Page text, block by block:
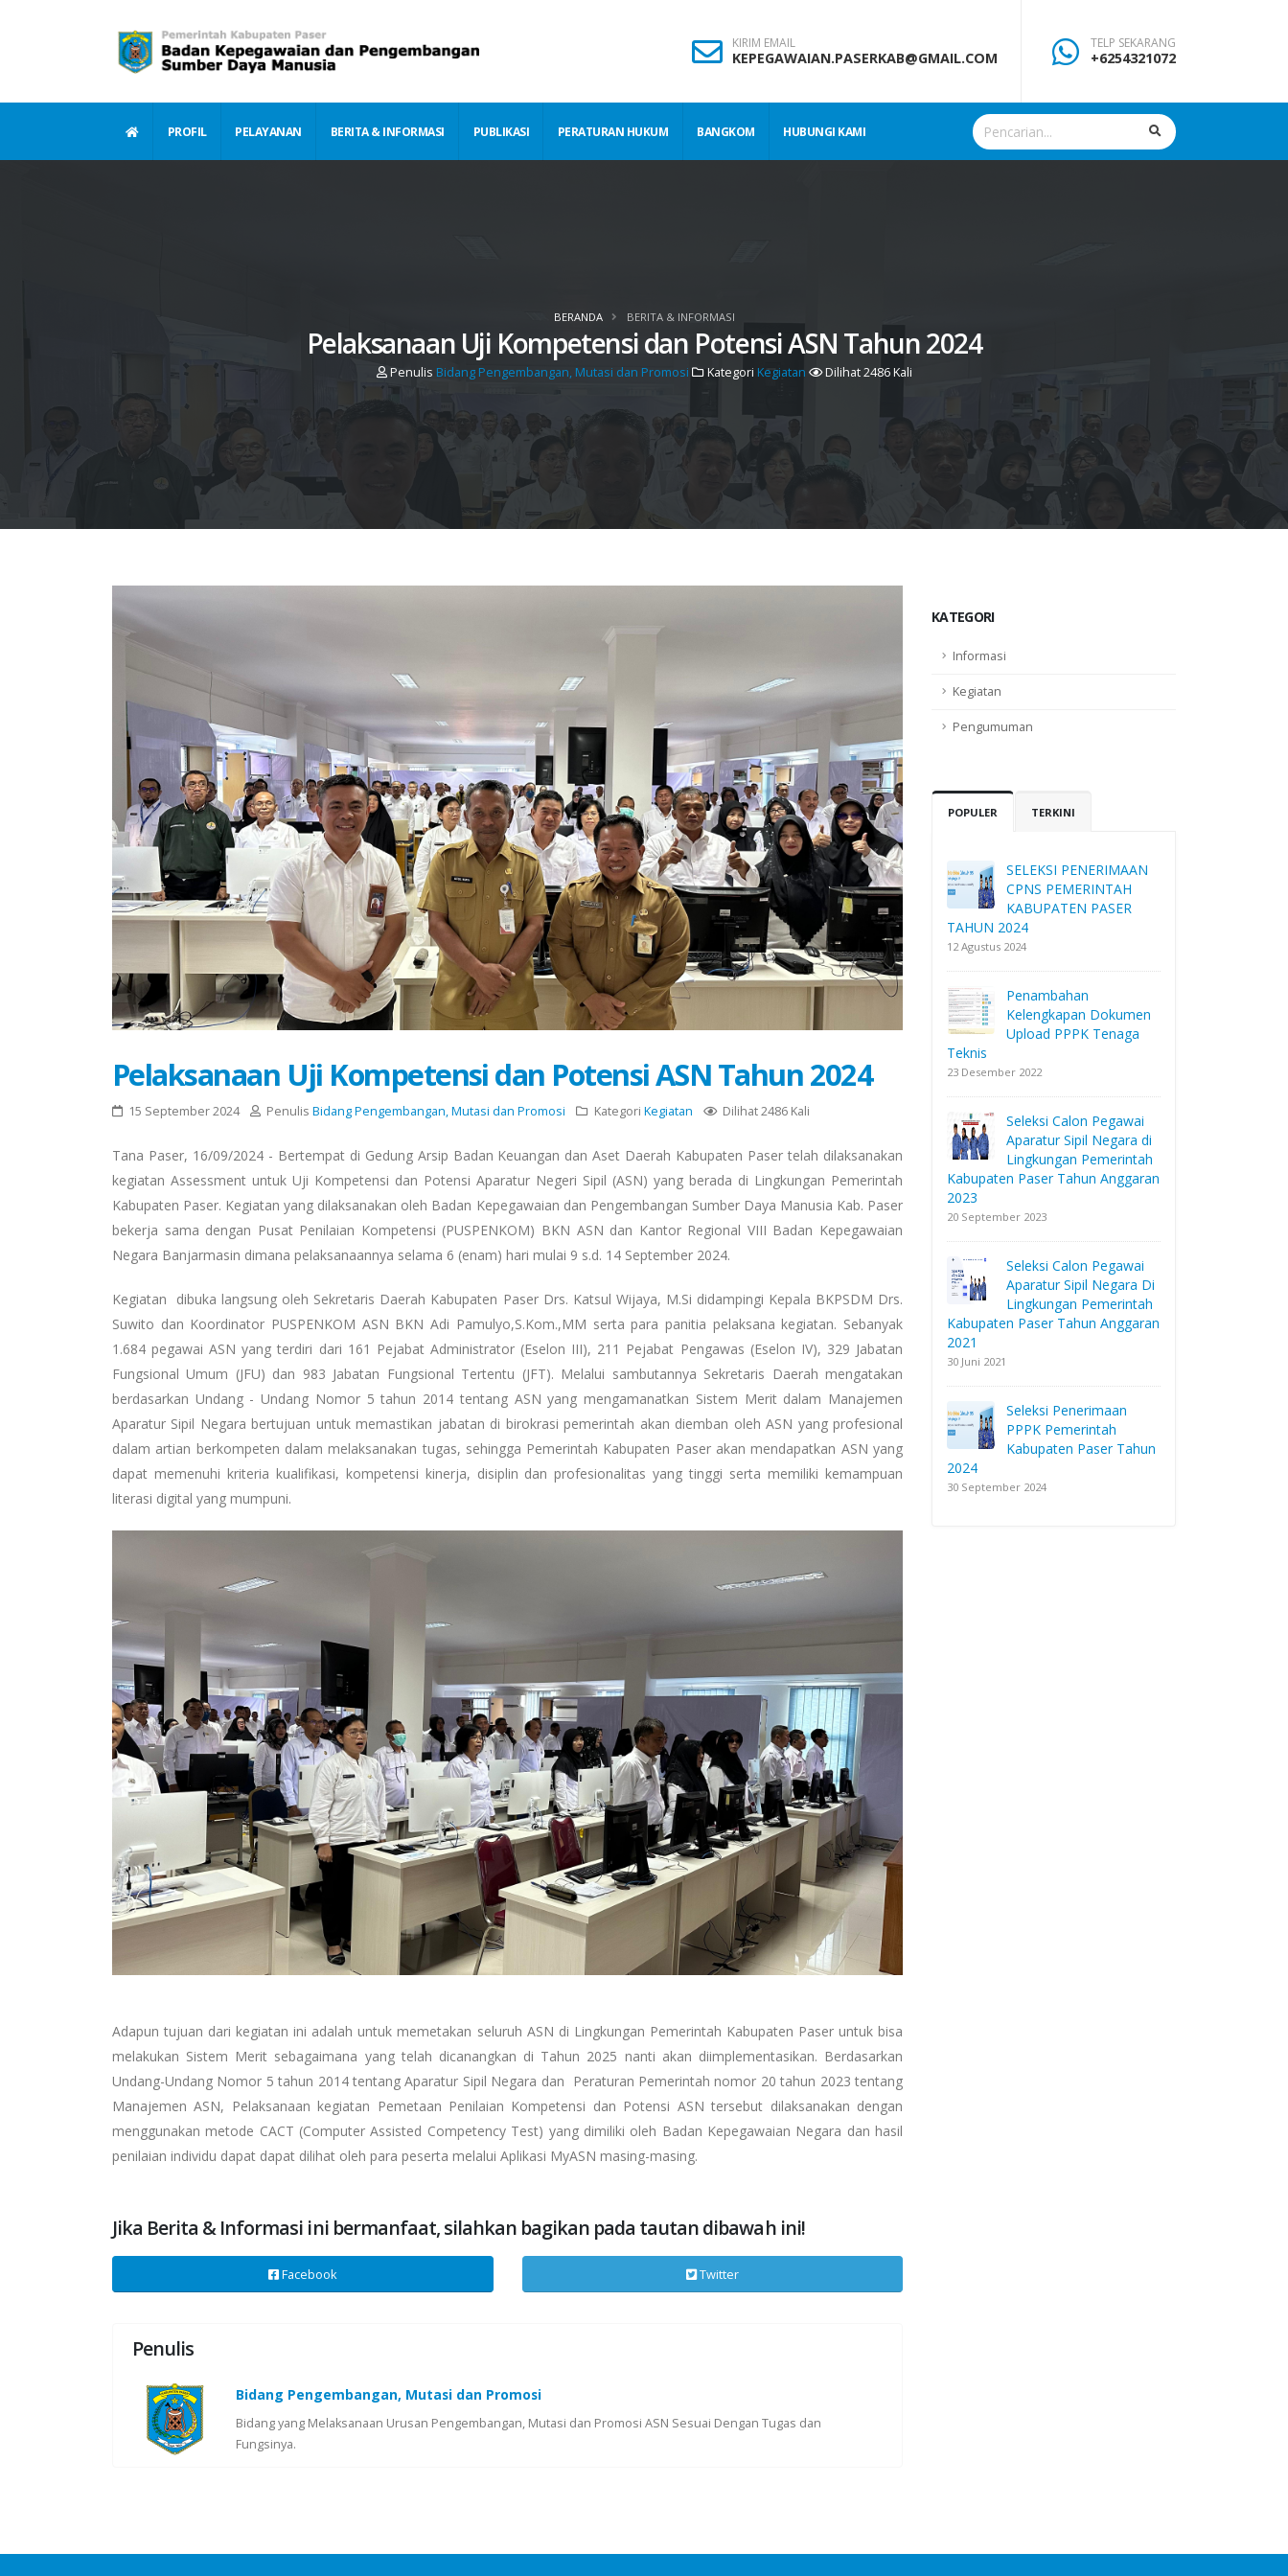
KIRIM EMAIL
KEPEGAWAIAN.PASERKAB@GMAIL.COM
TELP SEKARANG
+6254321072
PROFIL PELAYANAN BERITA & INFORMASI PUBLIKASI PERATURAN HUKUM BANGKOM HUBUNGI KAMI
Pelaksanaan Uji Kompetensi dan Potensi ASN Tahun 2024
Penulis Bidang Pengembangan, Mutasi dan Promosi Kategori Kegiatan Dilihat 2486 Kali
BERANDA BERITA & INFORMASI
KATEGORI
Informasi
Kegiatan
Pengumuman
POPULER TERKINI
SELEKSI PENERIMAAN
CPNS PEMERINTAH
KABUPATEN PASER
TAHUN 2024
12 Agustus 2024
Penambahan
Kelengkapan Dokumen
Upload PPPK Tenaga
Teknis
23 Desember 2022
Seleksi Calon Pegawai
Aparatur Sipil Negara di
Lingkungan Pemerintah
Kabupaten Paser Tahun Anggaran
2023
20 September 2023
Seleksi Calon Pegawai
Aparatur Sipil Negara Di
Lingkungan Pemerintah
Kabupaten Paser Tahun Anggaran
2021
30 Juni 2021
Seleksi Penerimaan
PPPK Pemerintah
Kabupaten Paser Tahun
2024
30 September 2024
Pelaksanaan Uji Kompetensi dan Potensi ASN Tahun 2024
15 September 2024 Penulis Bidang Pengembangan, Mutasi dan Promosi Kategori Kegiatan Dilihat 2486 Kali
Tana Paser, 16/09/2024 - Bertempat di Gedung Arsip Badan Keuangan dan Aset Daerah Kabupaten Paser telah dilaksanakan
kegiatan Assessment untuk Uji Kompetensi dan Potensi Aparatur Negeri Sipil (ASN) yang berada di Lingkungan Pemerintah
Kabupaten Paser. Kegiatan yang dilaksanakan oleh Badan Kepegawaian dan Pengembangan Sumber Daya Manusia Kab. Paser
bekerja sama dengan Pusat Penilaian Kompetensi (PUSPENKOM) BKN ASN dan Kantor Regional VIII Badan Kepegawaian
Negara Banjarmasin dimana pelaksanaannya selama 6 (enam) hari mulai 9 s.d. 14 September 2024.
Kegiatan dibuka langsung oleh Sekretaris Daerah Kabupaten Paser Drs. Katsul Wijaya, M.Si didampingi Kepala BKPSDM Drs.
Suwito dan Koordinator PUSPENKOM ASN BKN Adi Pamulyo,S.Kom.,MM serta para panitia pelaksana kegiatan. Sebanyak
1.684 pegawai ASN yang terdiri dari 161 Pejabat Administrator (Eselon III), 211 Pejabat Pengawas (Eselon IV), 329 Jabatan
Fungsional Umum (JFU) dan 983 Jabatan Fungsional Tertentu (JFT). Melalui sambutannya Sekretaris Daerah mengatakan
berdasarkan Undang - Undang Nomor 5 tahun 2014 tentang ASN yang mengamanatkan Sistem Merit dalam Manajemen
Aparatur Sipil Negara bertujuan untuk memastikan jabatan di birokrasi pemerintah akan diemban oleh ASN yang profesional
dalam artian berkompeten dalam melaksanakan tugas, sehingga Pemerintah Kabupaten Paser akan mendapatkan ASN yang
dapat memenuhi kriteria kualifikasi, kompetensi kinerja, disiplin dan profesionalitas yang tinggi serta memiliki kemampuan
literasi digital yang mumpuni.
Adapun tujuan dari kegiatan ini adalah untuk memetakan seluruh ASN di Lingkungan Pemerintah Kabupaten Paser untuk bisa
melakukan Sistem Merit sebagaimana yang telah dicanangkan di Tahun 2025 nanti akan diimplementasikan. Berdasarkan
Undang-Undang Nomor 5 tahun 2014 tentang Aparatur Sipil Negara dan Peraturan Pemerintah nomor 20 tahun 2023 tentang
Manajemen ASN, Pelaksanaan kegiatan Pemetaan Penilaian Kompetensi dan Potensi ASN tersebut dilaksanakan dengan
menggunakan metode CACT (Computer Assisted Competency Test) yang dimiliki oleh Badan Kepegawaian Negara dan hasil
penilaian individu dapat dapat dilihat oleh para peserta melalui Aplikasi MyASN masing-masing.
Jika Berita & Informasi ini bermanfaat, silahkan bagikan pada tautan dibawah ini!
Facebook Twitter
Penulis
Bidang Pengembangan, Mutasi dan Promosi
Bidang yang Melaksanaan Urusan Pengembangan, Mutasi dan Promosi ASN Sesuai Dengan Tugas dan
Fungsinya.